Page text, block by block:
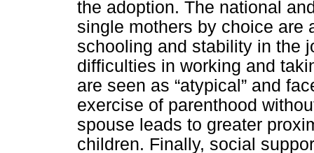
the adoption. The national
single mothers by choice are
schooling and stability in the
difficulties in working and
are seen as “atypical” and
exercise of parenthood
spouse leads to greater
children. Finally, social